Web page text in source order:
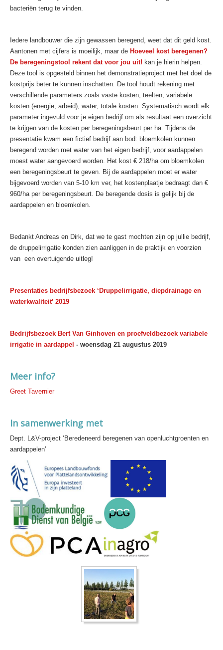
bacteriën terug te vinden.
Iedere landbouwer die zijn gewassen beregend, weet dat dit geld kost.
Aantonen met cijfers is moeilijk, maar de Hoeveel kost beregenen?
De beregeningstool rekent dat voor jou uit! kan je hierin helpen.
Deze tool is opgesteld binnen het demonstratieproject met het doel de
kostprijs beter te kunnen inschatten. De tool houdt rekening met
verschillende parameters zoals vaste kosten, teelten, variabele
kosten (energie, arbeid), water, totale kosten. Systematisch wordt elk
parameter ingevuld voor je eigen bedrijf om als resultaat een overzicht
te krijgen van de kosten per beregeningsbeurt per ha. Tijdens de
presentatie kwam een fictief bedrijf aan bod: bloemkolen kunnen
beregend worden met water van het eigen bedrijf, voor aardappelen
moest water aangevoerd worden. Het kost € 218/ha om bloemkolen
een beregeningsbeurt te geven. Bij de aardappelen moet er water
bijgevoerd worden van 5-10 km ver, het kostenplaatje bedraagt dan €
960/ha per beregeningsbeurt. De beregende dosis is gelijk bij de
aardappelen en bloemkolen.
Bedankt Andreas en Dirk, dat we te gast mochten zijn op jullie bedrijf,
de druppelirrigatie konden zien aanliggen in de praktijk en voorzien
van een overtuigende uitleg!
Presentaties bedrijfsbezoek ‘Druppelirrigatie, diepdrainage en
waterkwaliteit’ 2019
Bedrijfsbezoek Bert Van Ginhoven en proefveldbezoek variabele
irrigatie in aardappel - woensdag 21 augustus 2019
Meer info?
Greet Tavernier
In samenwerking met
Dept. L&V-project ‘Beredeneerd beregenen van openluchtgroenten en
aardappelen’